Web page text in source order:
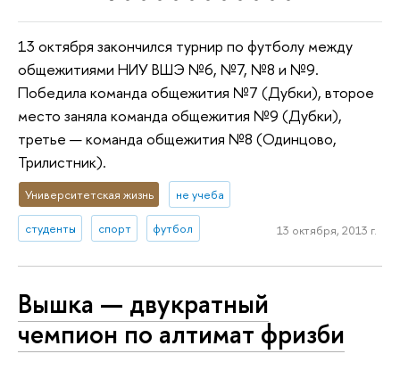
13 октября закончился турнир по футболу между
общежитиями НИУ ВШЭ №6, №7, №8 и №9.
Победила команда общежития №7 (Дубки), второе
место заняла команда общежития №9 (Дубки),
третье — команда общежития №8 (Одинцово,
Трилистник).
Университетская жизнь не учеба
студенты спорт футбол 13 октября, 2013 г.
Вышка — двукратный
чемпион по алтимат фризби